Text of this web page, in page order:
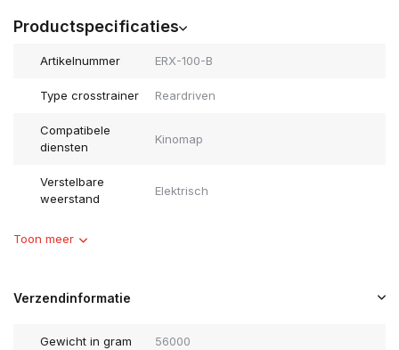
Productspecificaties
Artikelnummer ERX-100-B
Type crosstrainer Reardriven
Compatibele
diensten
Kinomap
Verstelbare
weerstand
Elektrisch
Toon meer
Verzendinformatie
Gewicht in gram 56000